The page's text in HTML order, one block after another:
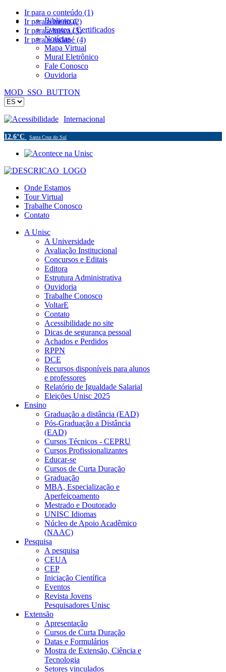
Ir para o conteúdo (1)
Ir para o menu (2)
Ir para a busca (3)
Ir para o rodapé (4)
Biblioteca
Eventos / Certificados
Notícias
Mapa Virtual
Mural Eletrônico
Fale Conosco
Ouvidoria
MOD_SSO_BUTTON
Acessibilidade Internacional
12.6°C Santa Cruz do Sul
Onde Estamos
Tour Virtual
Trabalhe Conosco
Contato
A Unisc
A Universidade
Avaliação Institucional
Concursos e Editais
Editora
Estrutura Administrativa
Ouvidoria
Trabalhe Conosco
VoltarE
Contato
Acessibilidade no site
Dicas de segurança pessoal
Achados e Perdidos
RPPN
DCE
Recursos disponíveis para alunos
e professores
Relatório de Igualdade Salarial
Eleições Unisc 2025
Ensino
Graduação a distância (EAD)
Pós-Graduação a Distância
(EAD)
Cursos Técnicos - CEPRU
Cursos Profissionalizantes
Educar-se
Cursos de Curta Duração
Graduação
MBA, Especialização e
Aperfeiçoamento
Mestrado e Doutorado
UNISC Idiomas
Núcleo de Apoio Acadêmico
(NAAC)
Pesquisa
A pesquisa
CEUA
CEP
Iniciação Científica
Eventos
Revista Jovens
Pesquisadores Unisc
Extensão
Apresentação
Cursos de Curta Duração
Datas e Formulários
Mostra de Extensão, Ciência e
Tecnologia
Setores vinculados